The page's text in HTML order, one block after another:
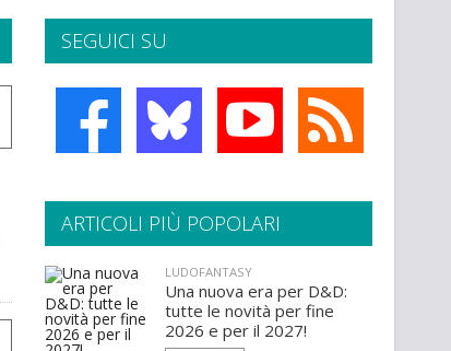
SEGUICI SU
ARTICOLI PIÙ POPOLARI
LUDOFANTASY
Una nuova era per D&D:
tutte le novità per fine
2026 e per il 2027!